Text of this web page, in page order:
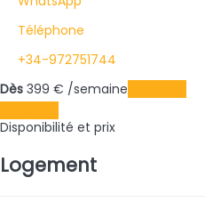
Téléphone
+34-972751744
Dès 399 € /semaine
Disponibilité et prix
Logement